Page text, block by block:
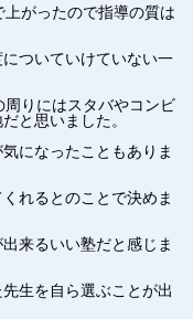
がったので指導の質は
ついていけていない一
りにはスタバやコンビ
と思いました。
になったこともありま
れるとのことで決めま
来るいい塾だと感じま
生を自ら選ぶことが出